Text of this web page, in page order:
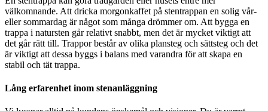
välkomnande. Att dricka morgonkaffet på stentrappan en solig vår-
eller sommardag är något som många drömmer om. Att bygga en
trappa i natursten går relativt snabbt, men det är mycket viktigt att
det går rätt till. Trappor består av olika plansteg och sättsteg och det
är viktigt att dessa byggs i balans med varandra för att skapa en
stabil och tät trappa.
Lång erfarenhet inom stenanläggning